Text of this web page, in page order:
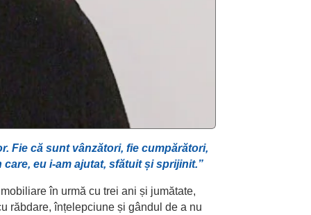
Fie că sunt vânzători, fie cumpărători,
eu i-am ajutat, sfătuit și sprijinit.”
în urmă cu trei ani și jumătate,
răbdare, înțelepciune și gândul de a nu